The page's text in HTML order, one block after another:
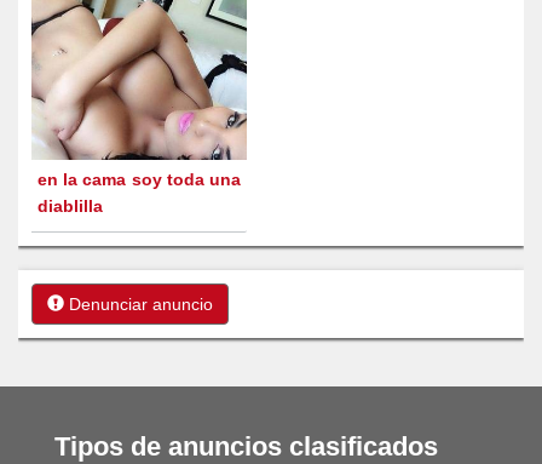
en la cama soy toda una
diablilla
Denunciar anuncio
Tipos de anuncios clasificados